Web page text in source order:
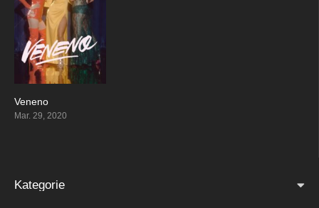
Veneno
Mar. 29, 2020
Kategorie